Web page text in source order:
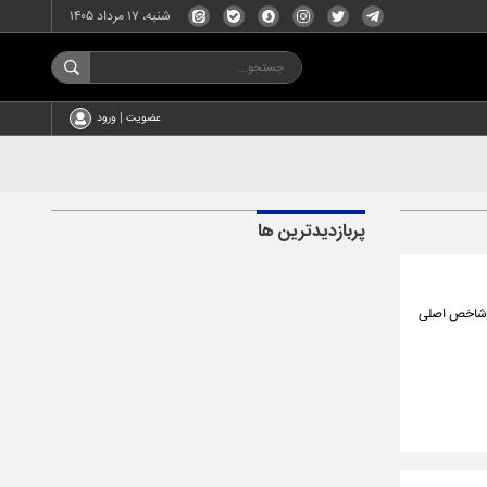
شنبه، ۱۷ مرداد ۱۴۰۵
عضویت | ورود
شاخص اصلی
پربازدیدترین ها